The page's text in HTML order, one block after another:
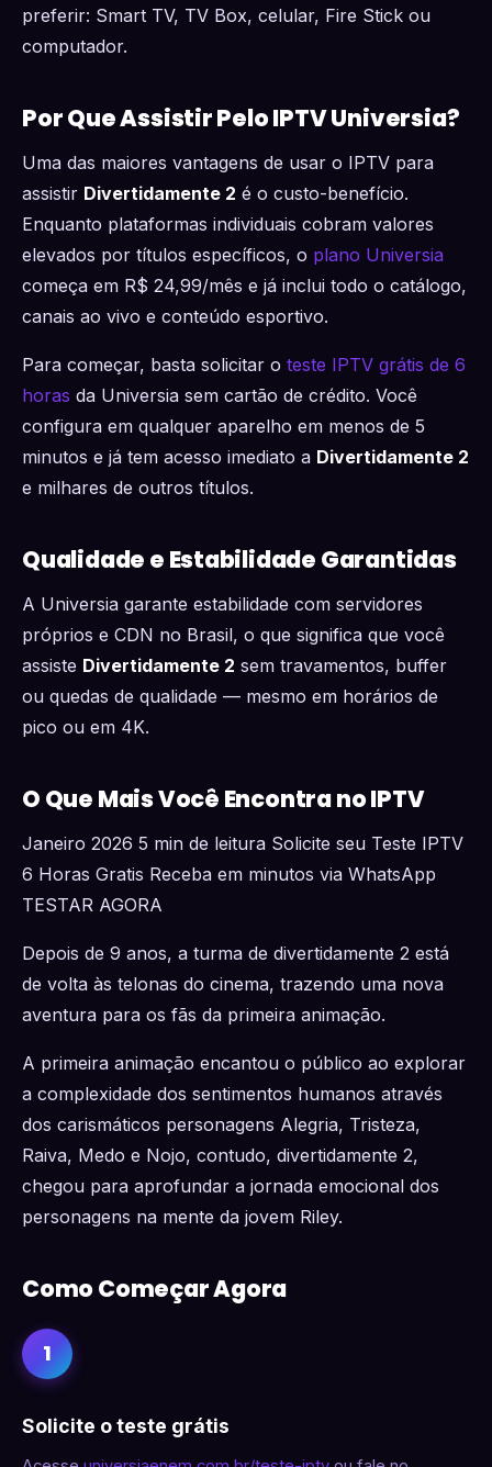
preferir: Smart TV, TV Box, celular, Fire Stick ou
computador.
Por Que Assistir Pelo IPTV Universia?
Uma das maiores vantagens de usar o IPTV para
assistir Divertidamente 2 é o custo-benefício.
Enquanto plataformas individuais cobram valores
elevados por títulos específicos, o plano Universia
começa em R$ 24,99/mês e já inclui todo o catálogo,
canais ao vivo e conteúdo esportivo.
Para começar, basta solicitar o teste IPTV grátis de 6
horas da Universia sem cartão de crédito. Você
configura em qualquer aparelho em menos de 5
minutos e já tem acesso imediato a Divertidamente 2
e milhares de outros títulos.
Qualidade e Estabilidade Garantidas
A Universia garante estabilidade com servidores
próprios e CDN no Brasil, o que significa que você
assiste Divertidamente 2 sem travamentos, buffer
ou quedas de qualidade — mesmo em horários de
pico ou em 4K.
O Que Mais Você Encontra no IPTV
Janeiro 2026 5 min de leitura Solicite seu Teste IPTV
6 Horas Gratis Receba em minutos via WhatsApp
TESTAR AGORA
Depois de 9 anos, a turma de divertidamente 2 está
de volta às telonas do cinema, trazendo uma nova
aventura para os fãs da primeira animação.
A primeira animação encantou o público ao explorar
a complexidade dos sentimentos humanos através
dos carismáticos personagens Alegria, Tristeza,
Raiva, Medo e Nojo, contudo, divertidamente 2,
chegou para aprofundar a jornada emocional dos
personagens na mente da jovem Riley.
Como Começar Agora
1
Solicite o teste grátis